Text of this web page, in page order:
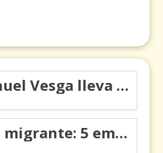
Carlos Manuel Vesga lleva el nombre de Colombia a los Emmy
Resiliencia migrante: 5 emociones y cómo gestionarlas